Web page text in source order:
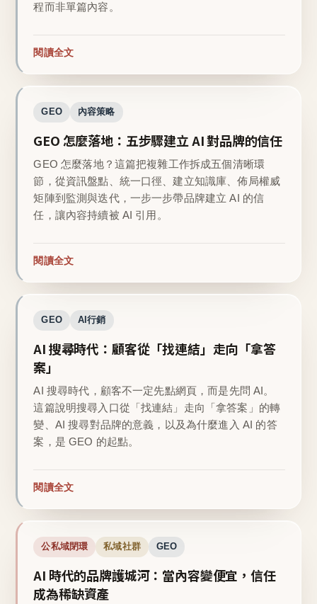
程而非單篇內容。
閱讀全文
GEO 內容策略
GEO 怎麼落地：五步驟建立 AI 對品牌的信任
GEO 怎麼落地？這篇把複雜工作拆成五個清晰環
節，從資訊盤點、統一口徑、建立知識庫、佈局權威
矩陣到監測與迭代，一步一步帶品牌建立 AI 的信
任，讓內容持續被 AI 引用。
閱讀全文
GEO AI行銷
AI 搜尋時代：顧客從「找連結」走向「拿答
案」
AI 搜尋時代，顧客不一定先點網頁，而是先問 AI。
這篇說明搜尋入口從「找連結」走向「拿答案」的轉
變、AI 搜尋對品牌的意義，以及為什麼進入 AI 的答
案，是 GEO 的起點。
閱讀全文
公私域閉環 私域社群 GEO
AI 時代的品牌護城河：當內容變便宜，信任
成為稀缺資產